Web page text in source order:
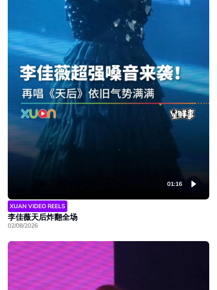
01:16
XUAN VIDEO REELS
李佳薇天后炸翻全场
02/08/2026